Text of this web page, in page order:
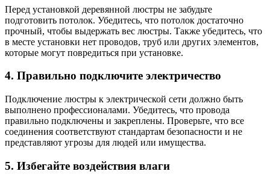
Перед установкой деревянной люстры не забудьте
подготовить потолок. Убедитесь, что потолок достаточно
прочный, чтобы выдержать вес люстры. Также убедитесь, что
в месте установки нет проводов, труб или других элементов,
которые могут повредиться при установке.
4. Правильно подключите электричество
Подключение люстры к электрической сети должно быть
выполнено профессионалами. Убедитесь, что провода
правильно подключены и закреплены. Проверьте, что все
соединения соответствуют стандартам безопасности и не
представляют угрозы для людей или имущества.
5. Избегайте воздействия влаги